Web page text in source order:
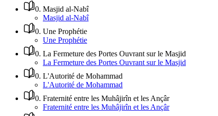
0. Masjid al-Nabî
Masjid al-Nabî
0. Une Prophétie
Une Prophétie
0. La Fermeture des Portes Ouvrant sur le Masjid
La Fermeture des Portes Ouvrant sur le Masjid
0. L'Autorité de Mohammad
L'Autorité de Mohammad
0. Fraternité entre les Muhâjirîn et les Ançâr
Fraternité entre les Muhâjirîn et les Ançâr